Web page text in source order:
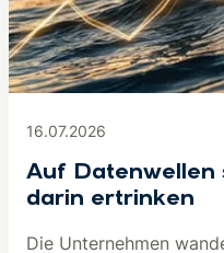
16.07.2026
Auf Datenwellen
darin ertrinken
Die Unternehmen